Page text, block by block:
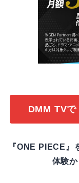
DMM TVで
『ONE PIECE
体験